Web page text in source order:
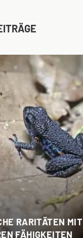
RARITÄTEN MIT
FÄHIGKEITEN